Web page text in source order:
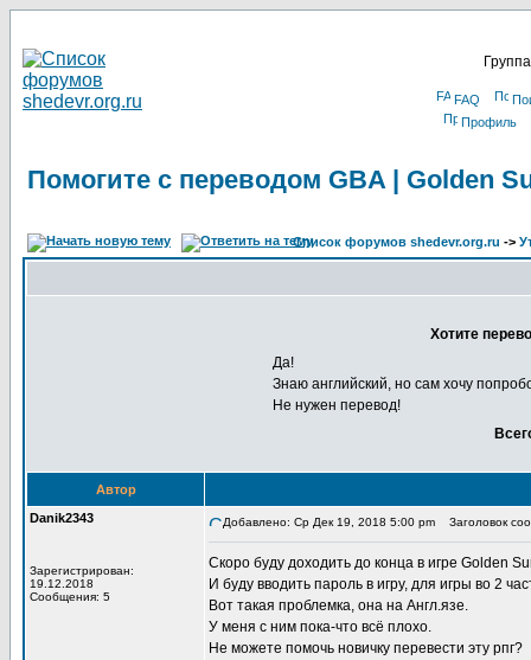
FAQ
Профиль
Помогите с переводом GBA | Golden
Список форумов shedevr.org.ru ->
Хотите
Да!
Знаю английский, но сам хочу
Не нужен перевод!
Автор
Danik2343
Зарегистрирован:
19.12.2018
Сообщения: 5
Добавлено: Ср Дек 19, 2018 5:00 pm Заголовок
Скоро буду доходить до конца в игре Golden
И буду вводить пароль в игру, для игры во 2
Вот такая проблемка, она на Англ.язе.
У меня с ним пока-что всё плохо.
Не можете помочь новичку перевести эту рпг?